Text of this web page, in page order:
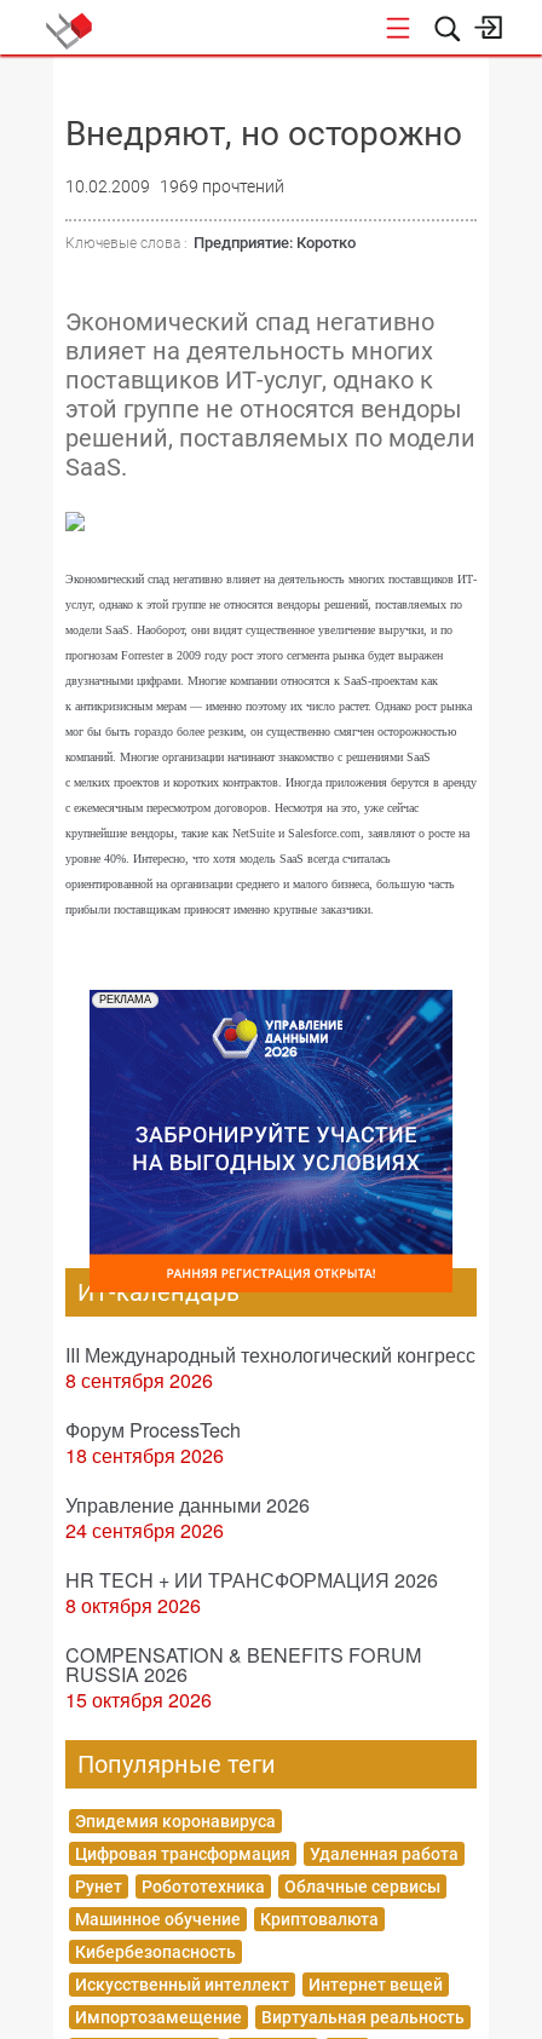
Внедряют, но осторожно
10.02.2009 1969 прочтений
Ключевые слова : Предприятие: Коротко
Экономический спад негативно
влияет на деятельность многих
поставщиков ИТ-услуг, однако к
этой группе не относятся вендоры
решений, поставляемых по модели
SaaS.
Экономический спад негативно влияет на деятельность многих поставщиков ИТ-
услуг, однако к этой группе не относятся вендоры решений, поставляемых по
модели SaaS. Наоборот, они видят существенное увеличение выручки, и по
прогнозам Forrester в 2009 году рост этого сегмента рынка будет выражен
двузначными цифрами. Многие компании относятся к SaaS-проектам как
к антикризисным мерам — именно поэтому их число растет. Однако рост рынка
мог бы быть гораздо более резким, он существенно смягчен осторожностью
компаний. Многие организации начинают знакомство с решениями SaaS
с мелких проектов и коротких контрактов. Иногда приложения берутся в аренду
с ежемесячным пересмотром договоров. Несмотря на это, уже сейчас
крупнейшие вендоры, такие как NetSuite и Salesforce.com, заявляют о росте на
уровне 40%. Интересно, что хотя модель SaaS всегда считалась
ориентированной на организации среднего и малого бизнеса, большую часть
прибыли поставщикам приносят именно крупные заказчики.
РЕКЛАМА
ИТ-календарь
III Международный технологический конгресс
8 сентября 2026
Форум ProcessTech
18 сентября 2026
Управление данными 2026
24 сентября 2026
HR TECH + ИИ ТРАНСФОРМАЦИЯ 2026
8 октября 2026
COMPENSATION & BENEFITS FORUM
RUSSIA 2026
15 октября 2026
Популярные теги
Эпидемия коронавируса
Цифровая трансформация
Удаленная работа
Рунет
Робототехника
Облачные сервисы
Машинное обучение
Криптовалюта
Кибербезопасность
Искусственный интеллект
Интернет вещей
Импортозамещение
Виртуальная реальность